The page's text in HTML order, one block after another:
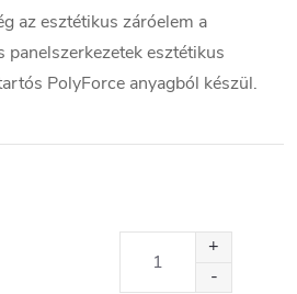
az esztétikus záróelem a
esztétikus
PolyForce anyagból készül.